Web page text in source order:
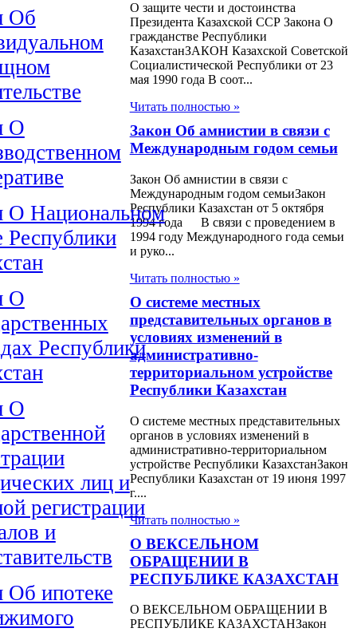
Об
О
О Национальном
Республики
О
Республики
О
лиц и
регистрации
и
Об ипотеке
О защите чести и достоинства
Президента Казахской ССР Закона О
гражданстве Республики
КазахстанЗАКОН Казахской Советской
Социалистической Республики от 23
мая 1990 года В соот...
Читать полностью »
Закон Об амнистии в связи с
Международным годом семьи
Закон Об амнистии в связи с
Международным годом семьиЗакон
Республики Казахстан от 5 октябpя
1994 года В связи с проведением в
1994 году Международного года семьи
и руко...
Читать полностью »
О системе местных
представительных органов в
условиях изменений в
административно-
территориальном устройстве
Республики Казахстан
О системе местных представительных
органов в условиях изменений в
административно-территориальном
устройстве Республики КазахстанЗакон
Республики Казахстан от 19 июня 1997
г....
Читать полностью »
О ВЕКСЕЛЬНОМ
ОБРАЩЕНИИ В
РЕСПУБЛИКЕ КАЗАХСТАН
О ВЕКСЕЛЬНОМ ОБРАЩЕНИИ В
РЕСПУБЛИКЕ КАЗАХСТАНЗакон